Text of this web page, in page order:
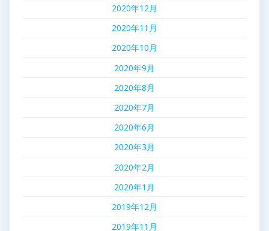
2020年12月
2020年11月
2020年10月
2020年9月
2020年8月
2020年7月
2020年6月
2020年3月
2020年2月
2020年1月
2019年12月
2019年11月